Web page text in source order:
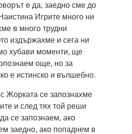
е да, заедно сме до
Игрите много ни
в много трудни
издържахме и сега ни
хубави моменти, ще
още, но за
е истинско и вълшебно.
Жорката се запознахме
и след тях той реши
се запознаем, ако
заедно, ако попаднем в